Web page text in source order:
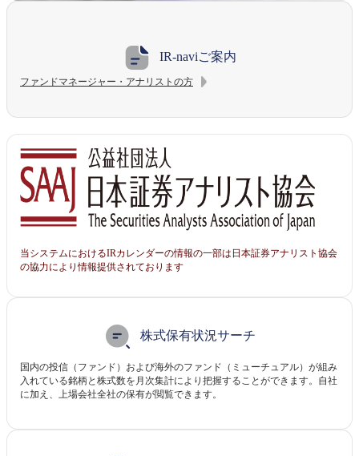
IR-naviご案内
ファンドマネージャー・アナリストの方
当システムにおけるIRカレンダーの情報の一部は日本証券アナリスト協会
の協力により情報提供されております
株式保有状況サーチ
国内の投信（ファンド）および海外のファンド（ミューチュアル）が組み
入れている銘柄と株式数を月次集計により把握することができます。自社
に加え、上場会社全社の保有が閲覧できます。